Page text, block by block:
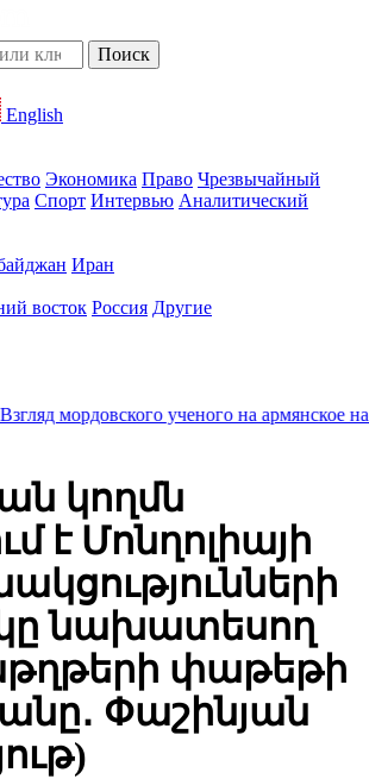
English
Экономика Право Чрезвычайный
Спорт Интервью Аналитический
Иран
восток Россия Другие
мордовского ученого на армянское
կողմն
է Մոնղոլիայի
նախատեսող
փաթեթի
Փաշինյան